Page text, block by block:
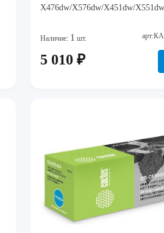
X476dw/X576dw/X451dw/
Наличие: 1 шт.
5 010 ₽